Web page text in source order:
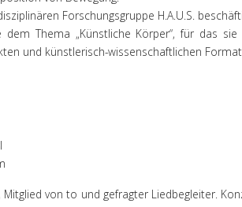
Forschungsgruppe H.A.U.S.
Thema „Künstliche Körper“, für das
und künstlerisch-wissenschaftlichen
Mitglied von to und gefragter Liedbegleiter.